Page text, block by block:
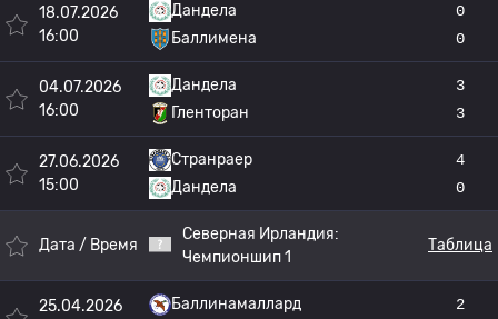
18.07.2026
16:00
Дандела
Баллимена
0
0
04.07.2026
16:00
Дандела
Гленторан
3
3
27.06.2026
15:00
Странраер
Дандела
4
0
Дата / Время
Северная Ирландия:
Чемпионшип 1
Таблица
25.04.2026
Баллинамаллард
2